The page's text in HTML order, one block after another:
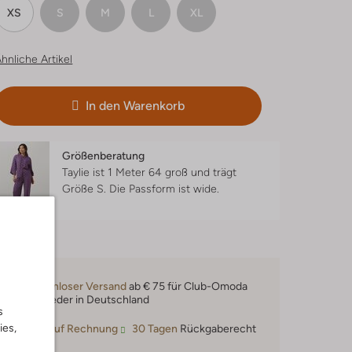
XS S M L XL
Artikel
In den Warenkorb
Größenberatung
Taylie ist 1 Meter 64 groß und trägt
Größe S. Die Passform istwide.
Kostenloser Versandab € 75 für Club-Omoda
Mitglieder in Deutschland
Kauf auf Rechnung 30 Tagen Rückgaberecht